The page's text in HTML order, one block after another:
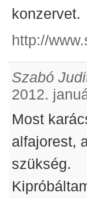
konzervet.
http://
Szabó
2012.
Most
alfajorest,
szükség.